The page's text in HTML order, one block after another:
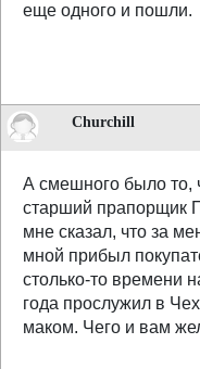
еще одного и пошли.
Churchill
А смешного было то,
старший прапорщик
мне сказал, что за
мной прибыл
столько-то времени
года прослужил в
маком. Чего и вам